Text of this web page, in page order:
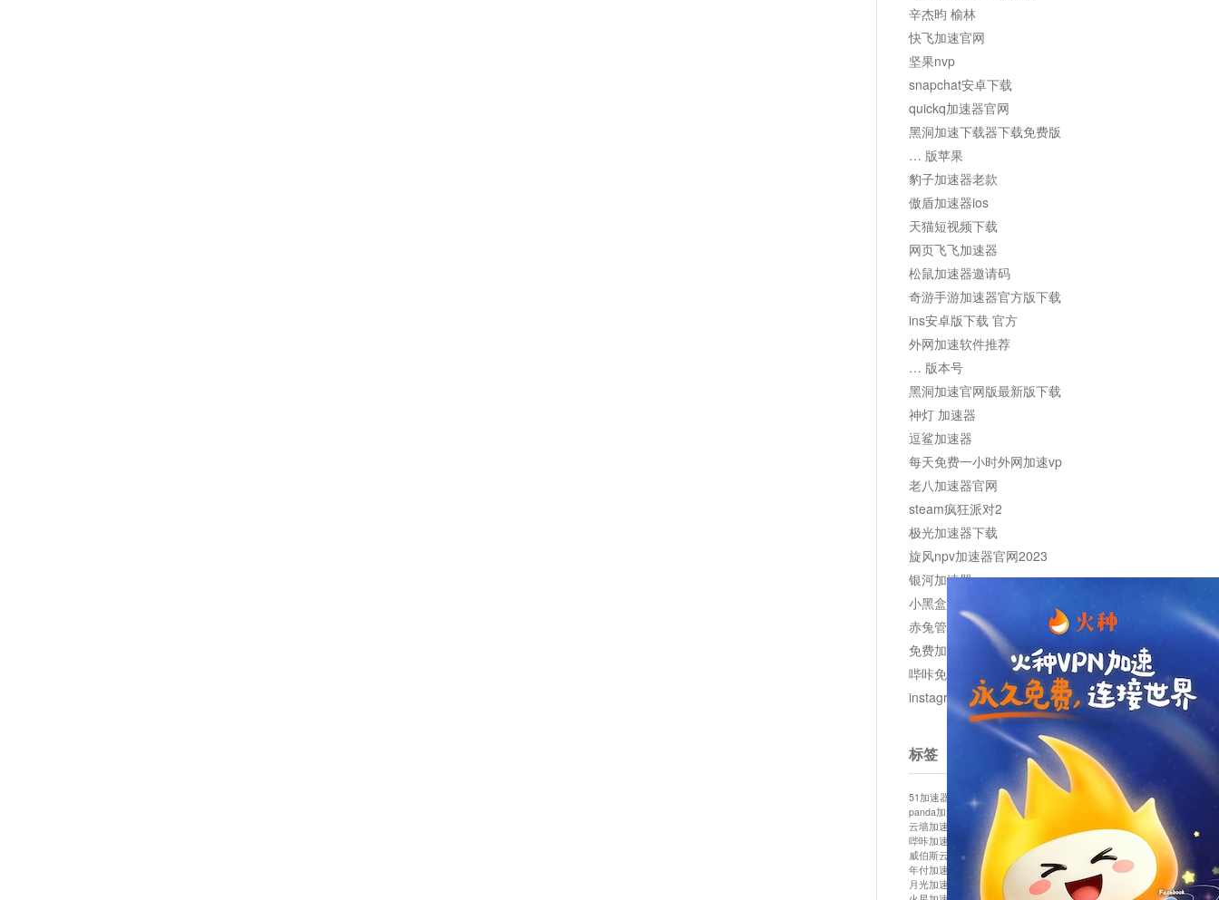
辛杰昀 榆林
快飞加速官网
坚果nvp
snapchat安卓下载
quickq加速器官网
黑洞加速下载器下载免费版
… 版苹果
豹子加速器老款
傲盾加速器ios
天猫短视频下载
网页飞飞加速器
松鼠加速器邀请码
奇游手游加速器官方版下载
ins安卓版下载 官方
外网加速软件推荐
… 版本号
黑洞加速官网版最新版下载
神灯 加速器
逗鲨加速器
每天免费一小时外网加速vp
老八加速器官网
steam疯狂派对2
极光加速器下载
旋风npv加速器官网2023
银河加速器
小黑盒加速器加速
赤兔管理平台
免费加速器
哔咔免费加速服务器
instagram网页版登录入口
标签
51加速器 bitznet hidecat i7加速器
kuai500
panda加速器
snap加速器 vp加速器
中信加速器
云墙加速器
云速加速器
哔咔加速器
哔咔哔咔加速器 喵云 回锅肉加速器
威伯斯云
小明加速器 小蓝鸟加速器
布谷vp加速器
年付加速器
心阶云 快连 怎么上外网
易飞加速器
月光加速器
机场加速器 松果云 梯子加速器